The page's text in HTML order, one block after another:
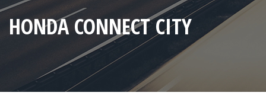
HONDA CONNECT CITY